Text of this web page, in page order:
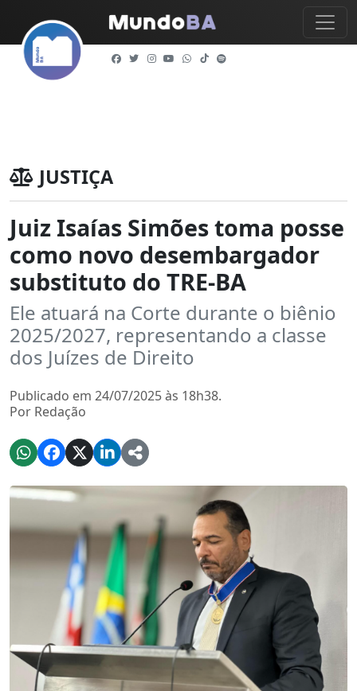
JUSTIÇA
Juiz Isaías Simões toma posse
como novo desembargador
substituto do TRE-BA
Ele atuará na Corte durante o biênio
2025/2027, representando a classe
dos Juízes de Direito
Publicado em 24/07/2025 às 18h38.
Por Redação